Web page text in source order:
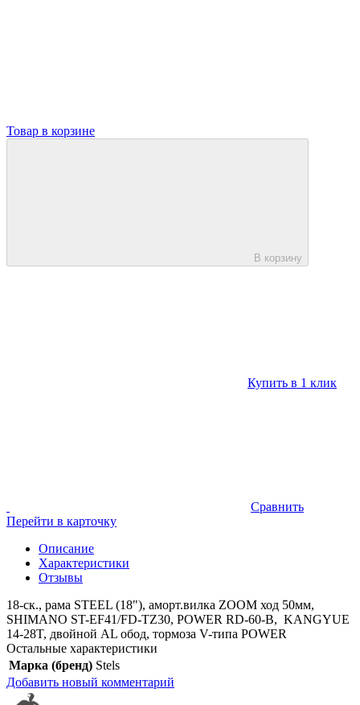
Товар в корзине
В корзину
Купить в 1 клик
Сравнить
Перейти в карточку
Описание
Характеристики
Отзывы
18-ск., рама STEEL (18"), аморт.вилка ZOOM ход 50мм,
SHIMANO ST-EF41/FD-TZ30, POWER RD-60-B, KANGYUE
14-28T, двойной AL обод, тормоза V-типа POWER
Остальные характеристики
Марка (бренд) Stels
Добавить новый комментарий